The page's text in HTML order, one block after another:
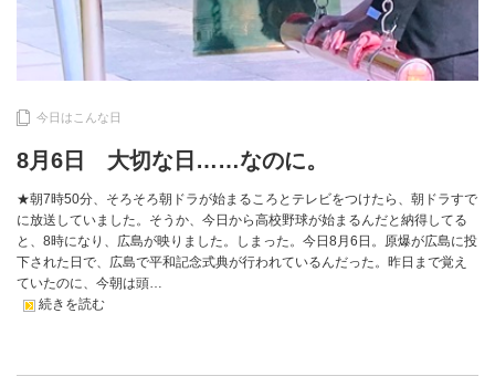
今日はこんな日
8月6日 大切な日……なのに。
★朝7時50分、そろそろ朝ドラが始まるころとテレビをつけたら、朝ドラすで
に放送していました。そうか、今日から高校野球が始まるんだと納得してる
と、8時になり、広島が映りました。しまった。今日8月6日。原爆が広島に投
下された日で、広島で平和記念式典が行われているんだった。昨日まで覚え
ていたのに、今朝は頭…
続きを読む